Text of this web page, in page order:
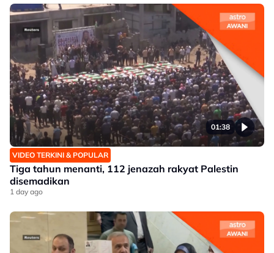
01:38
VIDEO TERKINI & POPULAR
Tiga tahun menanti, 112 jenazah rakyat Palestin
disemadikan
1 day ago